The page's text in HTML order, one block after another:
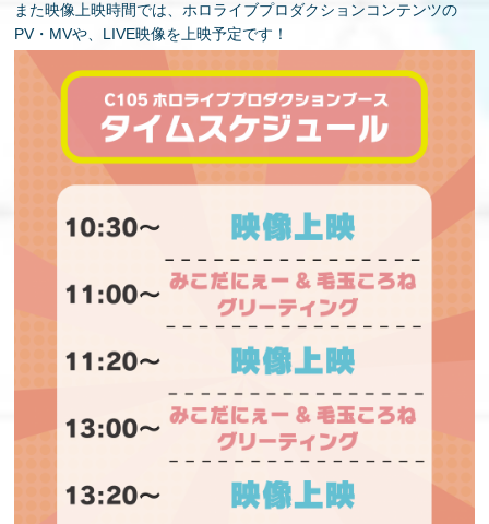
また映像上映時間では、ホロライブプロダクションコンテンツの
PV・MVや、LIVE映像を上映予定です！